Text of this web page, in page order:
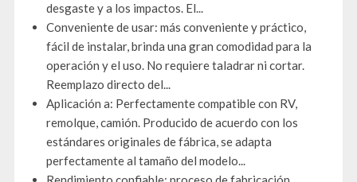
desgaste y a los impactos. El...
Conveniente de usar: más conveniente y práctico,
fácil de instalar, brinda una gran comodidad para la
operación y el uso. No requiere taladrar ni cortar.
Reemplazo directo del...
Aplicación a: Perfectamente compatible con RV,
remolque, camión. Producido de acuerdo con los
estándares originales de fábrica, se adapta
perfectamente al tamaño del modelo...